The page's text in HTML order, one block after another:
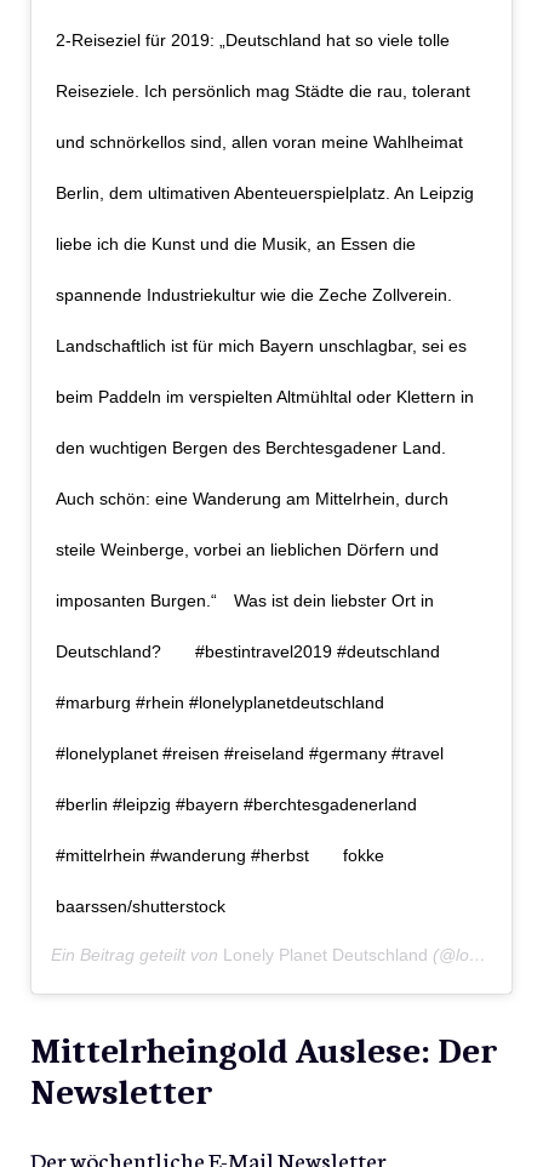
2-Reiseziel für 2019: „Deutschland hat so viele tolle
Reiseziele. Ich persönlich mag Städte die rau, tolerant
und schnörkellos sind, allen voran meine Wahlheimat
Berlin, dem ultimativen Abenteuerspielplatz. An Leipzig
liebe ich die Kunst und die Musik, an Essen die
spannende Industriekultur wie die Zeche Zollverein.
Landschaftlich ist für mich Bayern unschlagbar, sei es
beim Paddeln im verspielten Altmühltal oder Klettern in
den wuchtigen Bergen des Berchtesgadener Land.
Auch schön: eine Wanderung am Mittelrhein, durch
steile Weinberge, vorbei an lieblichen Dörfern und
imposanten Burgen.“⠀ Was ist dein liebster Ort in
Deutschland?⠀ ⠀ #bestintravel2019 #deutschland
#marburg #rhein #lonelyplanetdeutschland
#lonelyplanet #reisen #reiseland #germany #travel
#berlin #leipzig #bayern #berchtesgadenerland
#mittelrhein #wanderung #herbst⠀ ⠀ fokke
baarssen/shutterstock
Ein Beitrag geteilt von Lonely Planet Deutschland (@lonelyplanet_de) am
Mittelrheingold Auslese: Der
Newsletter
Der wöchentliche E-Mail Newsletter